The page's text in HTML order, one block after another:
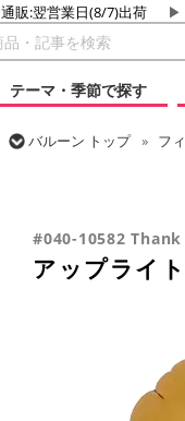
通販:翌営業日(8/7)出荷
テーマ・季節で探す
バルーン トップ フ
#040-10582
アップライ